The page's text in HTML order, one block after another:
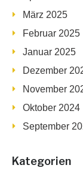
März 2025
Februar 2025
Januar 2025
Dezember
November
Oktober 2024
September
Kategorien